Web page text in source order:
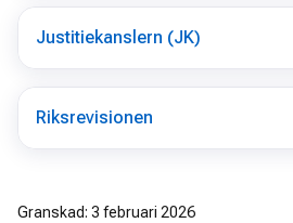
Justitiekanslern (JK)
Riksrevisionen
Granskad: 3 februari 2026